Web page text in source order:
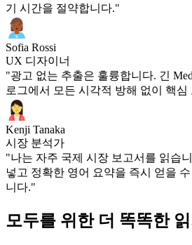
기 시간을 절약합니다."
Sofia Rossi
UX 디자이너
"광고 없는 추출은 훌륭합니다. 긴
로그에서 모든 시각적 방해 없이 핵
Kenji Tanaka
시장 분석가
"나는 자주 국제 시장 보고서를 읽습
넣고 정확한 영어 요약을 즉시 얻을
니다."
모두를 위한 더 똑똑한 읽